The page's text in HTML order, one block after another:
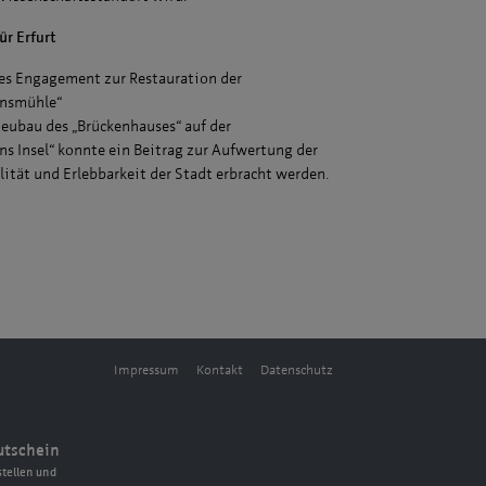
Erfurt
Engagement zur Restauration der
des „Brückenhauses“ auf der
Insel“ konnte ein Beitrag zur Aufwertung der
und Erlebbarkeit der Stadt erbracht werden.
Impressum Kontakt Datenschutz
und